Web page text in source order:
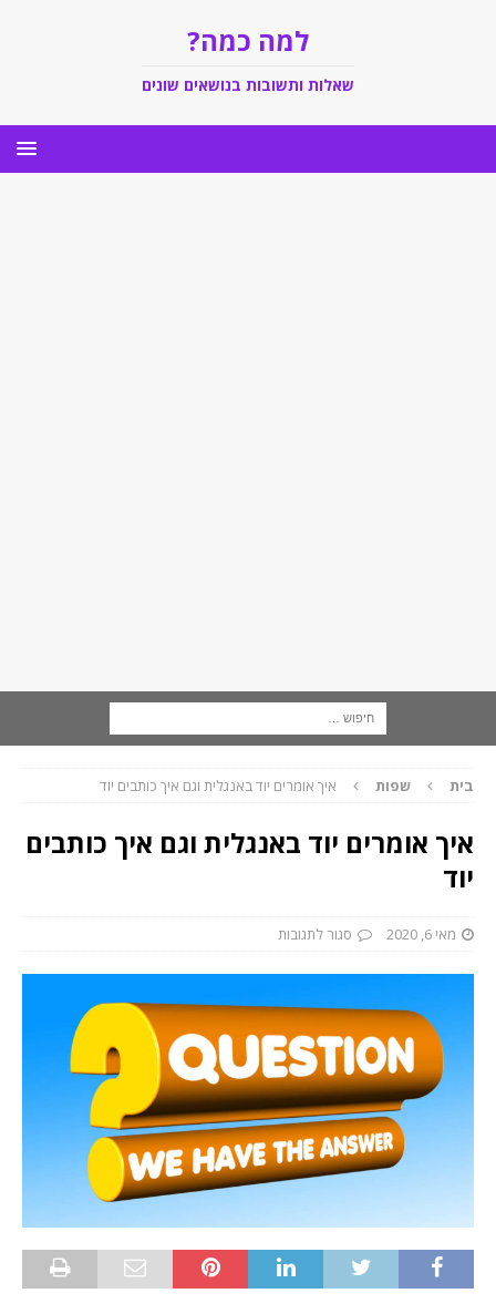
למה כמה?
שאלות ותשובות בנושאים שונים
בית שפות איך אומרים יוד באנגלית וגם איך כותבים יוד
איך אומרים יוד באנגלית וגם איך כותבים
יוד
מאי 6, 2020 סגור לתגובות